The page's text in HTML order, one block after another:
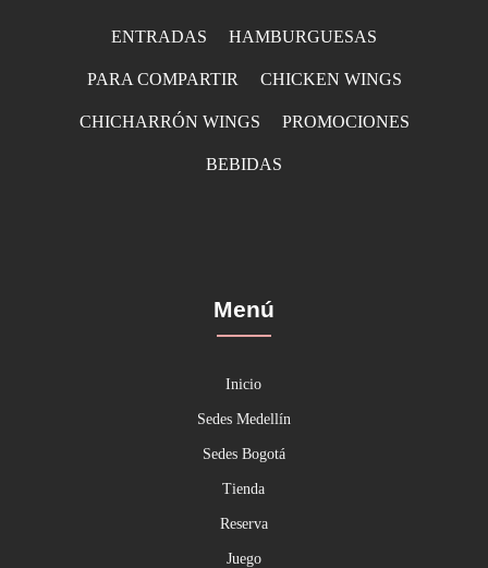
ENTRADAS HAMBURGUESAS
PARA COMPARTIR CHICKEN WINGS
CHICHARRÓN WINGS PROMOCIONES
BEBIDAS
Menú
Inicio
Sedes Medellín
Sedes Bogotá
Tienda
Reserva
Juego